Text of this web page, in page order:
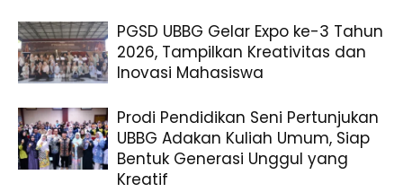
PGSD UBBG Gelar Expo ke-3 Tahun
2026, Tampilkan Kreativitas dan
Inovasi Mahasiswa
Prodi Pendidikan Seni Pertunjukan
UBBG Adakan Kuliah Umum, Siap
Bentuk Generasi Unggul yang
Kreatif